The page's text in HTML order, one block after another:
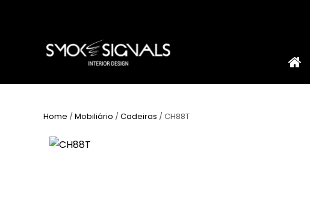
Home /Mobiliário /Cadeiras / CH88T